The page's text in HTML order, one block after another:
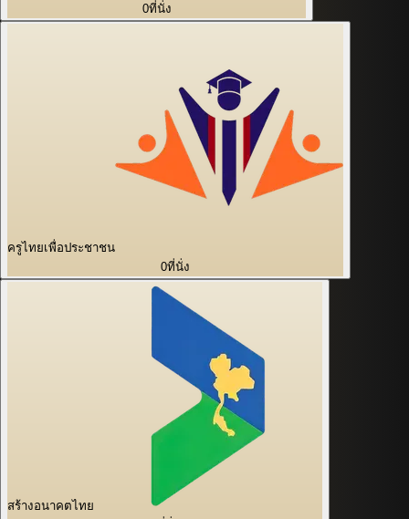
0ที่นั่ง
ครูไทยเพื่อประชาชน
0ที่นั่ง
สร้างอนาคตไทย